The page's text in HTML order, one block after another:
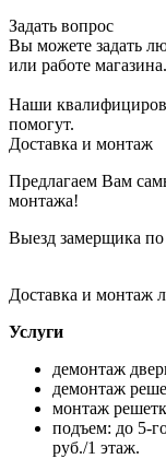
Задать вопрос
Вы можете задать
или работе магазина.
Наши
помогут.
Доставка и монтаж
Предлагаем Вам
монтажа!
Выезд замерщика
Доставка и монтаж
Услуги
демонтаж
демонтаж
монтаж
подъем: до 5-
руб./1 этаж.